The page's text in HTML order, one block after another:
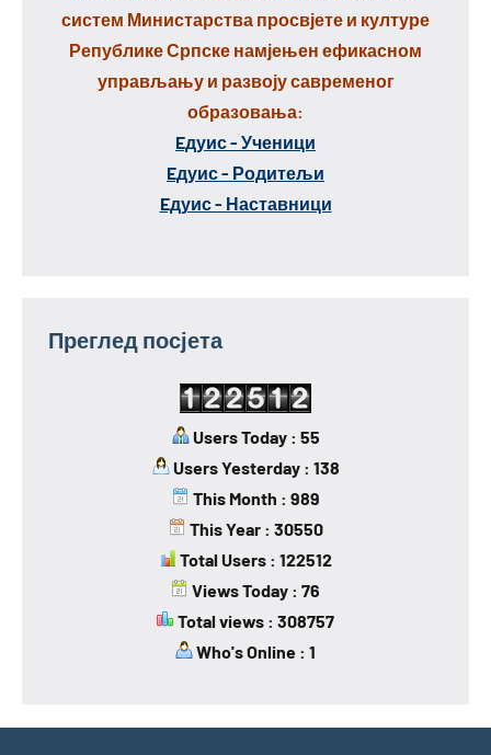
систем Министарства просвјете и културе
Републике Српске намјењен ефикасном
управљању и развоју савременог
образовања:
Eдуис - Ученици
Eдуис - Родитељи
Eдуис - Наставници
Преглед посјета
Users Today : 55
Users Yesterday : 138
This Month : 989
This Year : 30550
Total Users : 122512
Views Today : 76
Total views : 308757
Who's Online : 1